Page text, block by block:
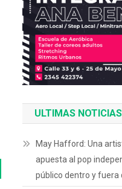
ULTIMAS NOTICIAS
May Hafford: Una
apuesta al pop
público dentro y fuera